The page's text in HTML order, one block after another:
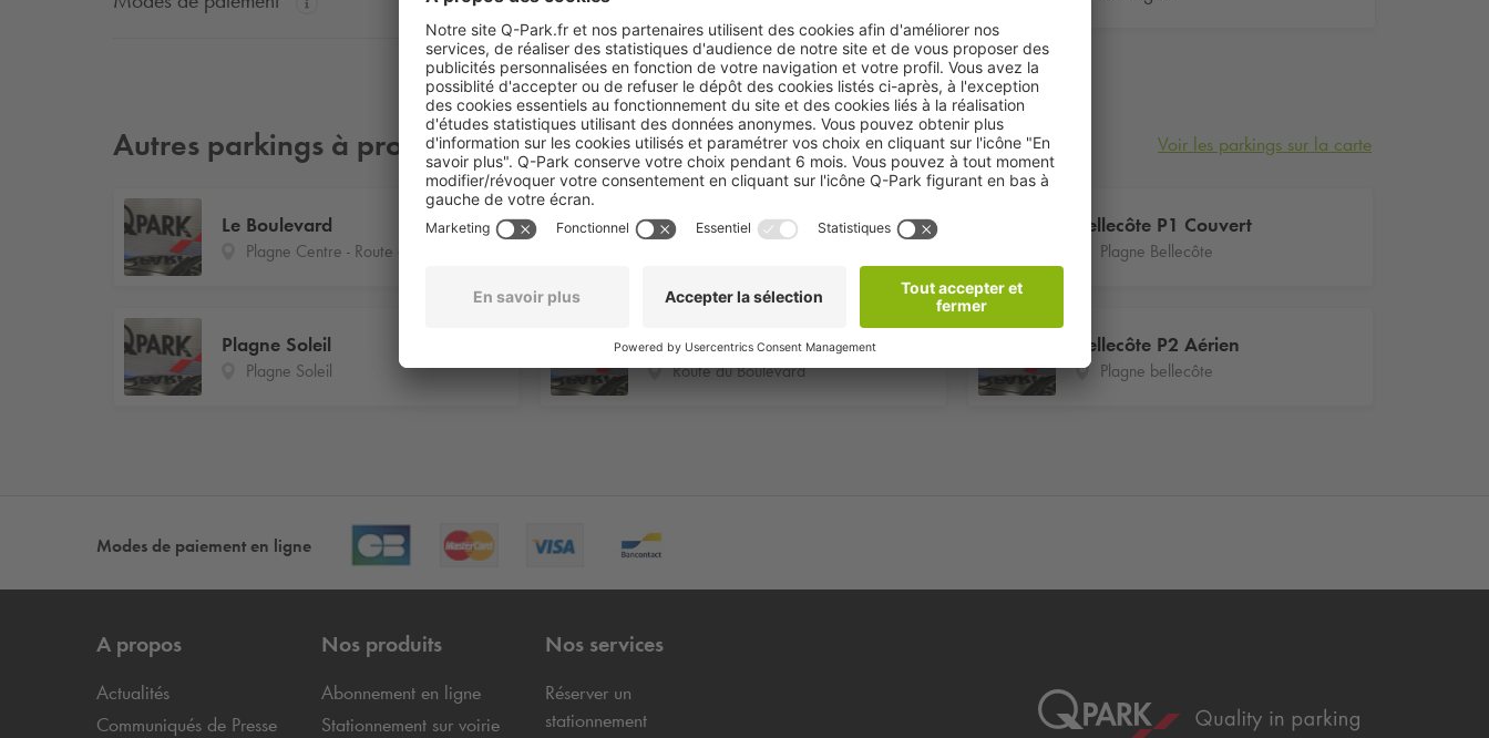
Autres parkings à proximité Voir les parkings sur la carte
Le Boulevard
Plagne Centre - Route du Boulevard
Plagne Soleil
Plagne Soleil
Le Cervin
Caravaneige
Route du Boulevard
Bellecôte P1 Couvert
Plagne Bellecôte
Bellecôte P2 Aérien
Plagne bellecôte
Modes de paiement en ligne
A propos
Actualités
Communiqués de Presse
Nos produits
Abonnement en ligne
Stationnement sur voirie
Nos services
Réserver un
stationnement